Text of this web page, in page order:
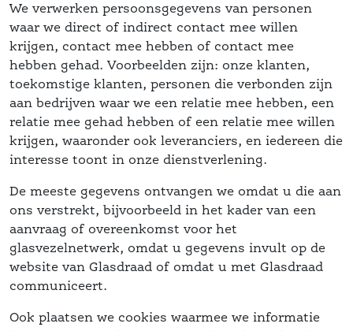
We verwerken persoonsgegevens van personen
waar we direct of indirect contact mee willen
krijgen, contact mee hebben of contact mee
hebben gehad. Voorbeelden zijn: onze klanten,
toekomstige klanten, personen die verbonden zijn
aan bedrijven waar we een relatie mee hebben, een
relatie mee gehad hebben of een relatie mee willen
krijgen, waaronder ook leveranciers, en iedereen die
interesse toont in onze dienstverlening.
De meeste gegevens ontvangen we omdat u die aan
ons verstrekt, bijvoorbeeld in het kader van een
aanvraag of overeenkomst voor het
glasvezelnetwerk, omdat u gegevens invult op de
website van Glasdraad of omdat u met Glasdraad
communiceert.
Ook plaatsen we cookies waarmee we informatie